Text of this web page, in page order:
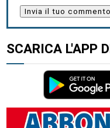
SCARICA L'APP